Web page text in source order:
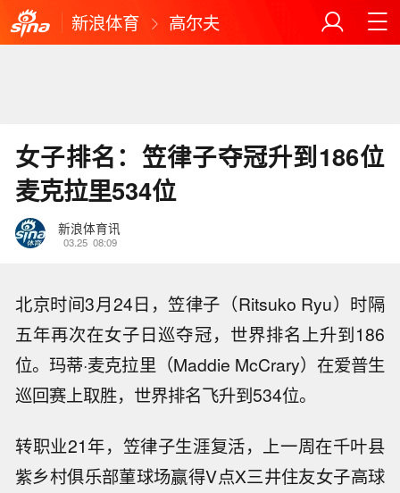
新浪体育 高尔夫
女子排名：笠律子夺冠升到186位
麦克拉里534位
新浪体育讯
03.25 08:09
北京时间3月24日，笠律子（Ritsuko Ryu）时隔
五年再次在女子日巡夺冠，世界排名上升到186
位。玛蒂·麦克拉里（Maddie McCrary）在爱普生
巡回赛上取胜，世界排名飞升到534位。
转职业21年，笠律子生涯复活，上一周在千叶县
紫乡村俱乐部菫球场赢得V点X三井住友女子高球